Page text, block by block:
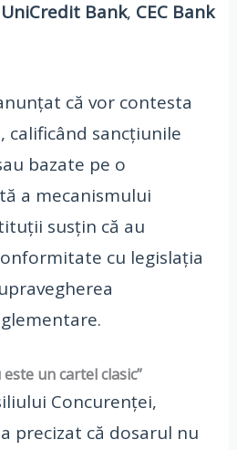
UniCredit Bank, CEC Bank
că vor contesta
calificând sancțiunile
bazate pe o
a mecanismului
susțin că au
cu legislația
un cartel clasic”
Concurenței,
precizat că dosarul nu